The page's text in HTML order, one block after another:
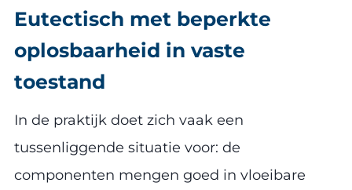
Eutectisch met beperkte
oplosbaarheid in vaste
toestand
In de praktijk doet zich vaak een
tussenliggende situatie voor: de
componenten mengen goed in vloeibare